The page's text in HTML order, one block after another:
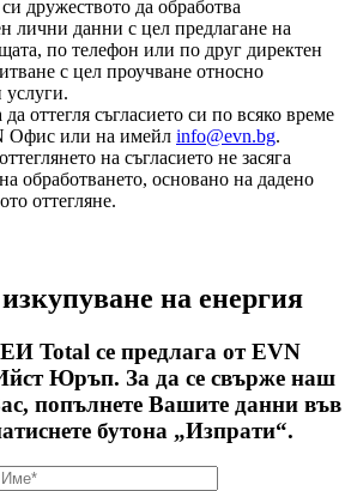
дружеството да обработва
лични данни с цел предлагане на
по телефон или по друг директен
с цел проучване относно
услуги.
оттегля съгласието си по всяко време
Офис или на имейл info@evn.bg.
на съгласието не засяга
обработването, основано на дадено
оттегляне.
на енергия
Total се предлага от EVN
Юръп. За да се свърже наш
попълнете Вашите данни във
бутона „Изпрати“.